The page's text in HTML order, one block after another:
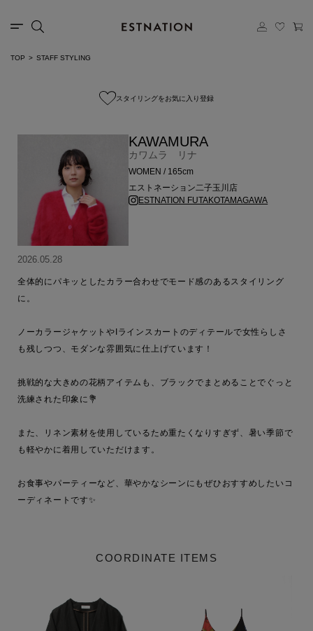
TOP STAFF STYLING
スタイリングをお気に入り登録
KAWAMURA
カワムラ リナ
WOMEN / 165cm
エストネーション二子玉川店
ESTNATION FUTAKOTAMAGAWA
2026.05.28
全体的にパキッとしたカラー合わせでモード感のあるスタイリング
に。
ノーカラージャケットやIラインスカートのディテールで女性らしさ
も残しつつ、モダンな雰囲気に仕上げています！
挑戦的な大きめの花柄アイテムも、ブラックでまとめることでぐっと
洗練された印象に💐
また、リネン素材を使用しているため重たくなりすぎず、暑い季節で
も軽やかに着用していただけます。
お食事やパーティーなど、華やかなシーンにもぜひおすすめしたいコ
ーディネートです✨
COORDINATE ITEMS